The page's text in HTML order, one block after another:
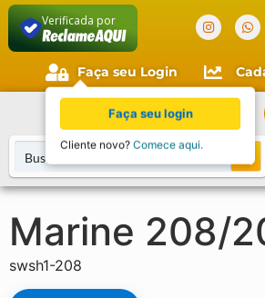
Verificada por
Faça seu Login
Marine 208/
swsh1-208
Faça seu login
Cliente novo? Comece aqui.